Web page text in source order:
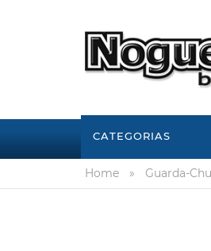
CATEGORIAS
Home » Guarda-